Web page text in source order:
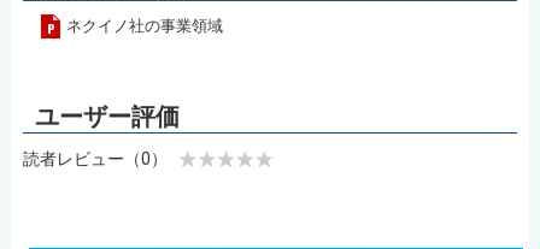
ネクイノ社の事業領域
読者レビュー（0）